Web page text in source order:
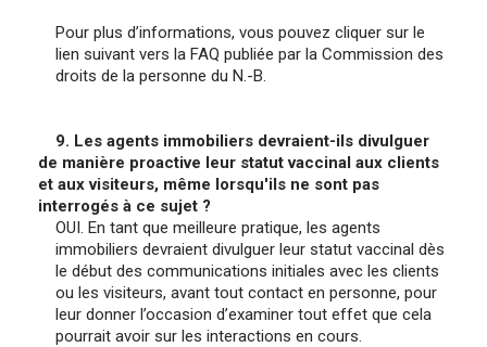
Pour plus d’informations, vous pouvez cliquer sur le
lien suivant vers la FAQ publiée par la Commission des
droits de la personne du N.-B.
9. Les agents immobiliers devraient-ils divulguer
de manière proactive leur statut vaccinal aux clients
et aux visiteurs, même lorsqu'ils ne sont pas
interrogés à ce sujet ?
OUI. En tant que meilleure pratique, les agents
immobiliers devraient divulguer leur statut vaccinal dès
le début des communications initiales avec les clients
ou les visiteurs, avant tout contact en personne, pour
leur donner l’occasion d’examiner tout effet que cela
pourrait avoir sur les interactions en cours.